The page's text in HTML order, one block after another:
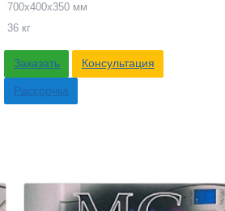
700x400x350 мм
36 кг
Заказать Консультация
Рассрочка